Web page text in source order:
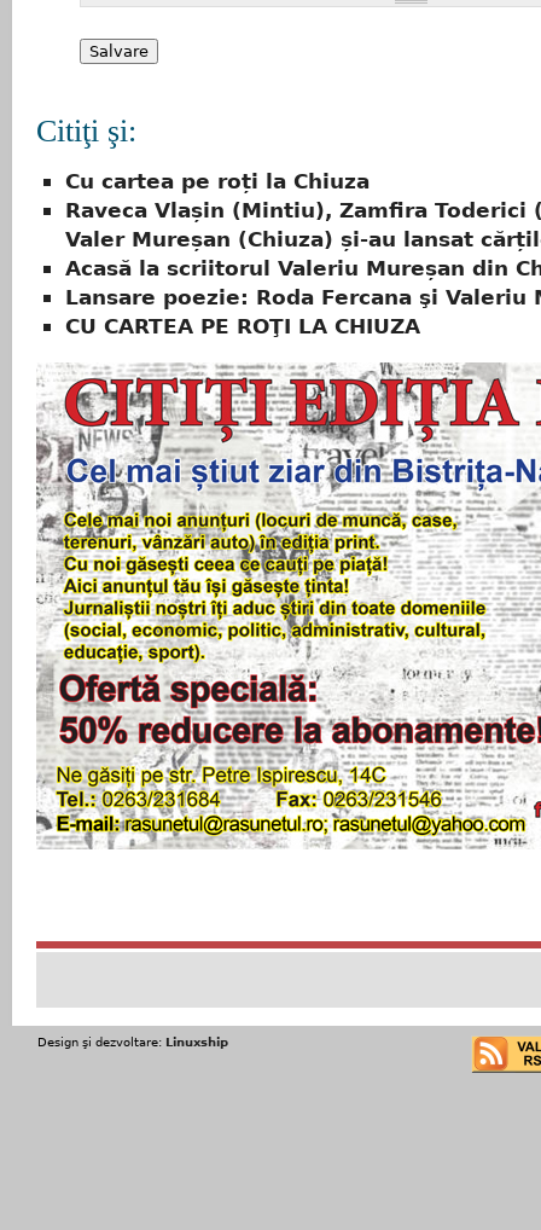
Citiţi şi:
Cu cartea pe roți la Chiuza
Raveca Vlașin (Mintiu), Zamfira Toderici
Valer Mureșan (Chiuza) și-au lansat
Acasă la scriitorul Valeriu Mureșan din
Lansare poezie: Roda Fercana şi Valeriu
CU CARTEA PE ROŢI LA CHIUZA
Design şi dezvoltare: Linuxship